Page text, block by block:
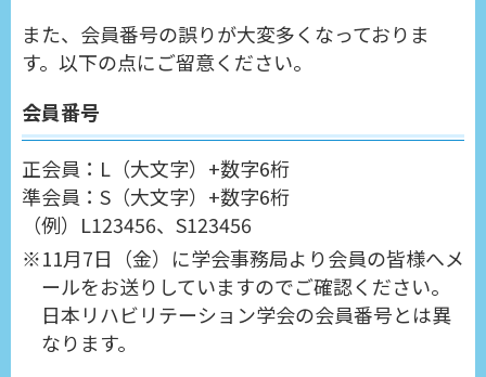
また、会員番号の誤りが大変多くなっておりま
す。以下の点にご留意ください。
会員番号
正会員：L（大文字）+数字6桁
準会員：S（大文字）+数字6桁
（例）L123456、S123456
11月7日（金）に学会事務局より会員の皆様へメ
ールをお送りしていますのでご確認ください。
日本リハビリテーション学会の会員番号とは異
なります。